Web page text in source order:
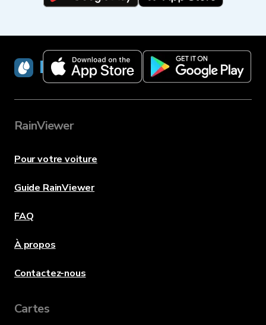
RainViewer
RainViewer
Pour votre voiture
Guide RainViewer
FAQ
À propos
Contactez-nous
Cartes